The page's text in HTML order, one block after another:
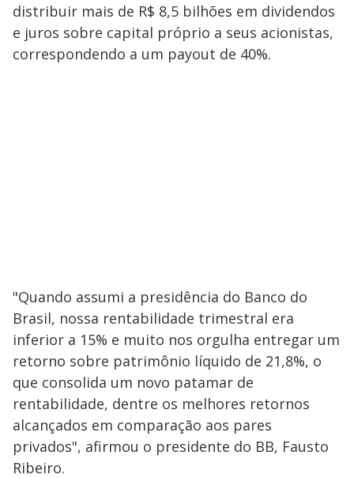
distribuir mais de R$ 8,5 bilhões em dividendos
e juros sobre capital próprio a seus acionistas,
correspondendo a um payout de 40%.
"Quando assumi a presidência do Banco do
Brasil, nossa rentabilidade trimestral era
inferior a 15% e muito nos orgulha entregar um
retorno sobre patrimônio líquido de 21,8%, o
que consolida um novo patamar de
rentabilidade, dentre os melhores retornos
alcançados em comparação aos pares
privados", afirmou o presidente do BB, Fausto
Ribeiro.